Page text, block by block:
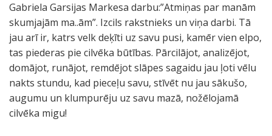
Gabriela Garsijas Markesa darbu:”Atmiņas par manām
skumjajām ma..ām”. Izcils rakstnieks un viņa darbi. Tā
jau arī ir, katrs velk deķīti uz savu pusi, kamēr vien elpo,
tas piederas pie cilvēka būtības. Pārcilājot, analizējot,
domājot, runājot, remdējot slāpes sagaidu jau ļoti vēlu
nakts stundu, kad pieceļu savu, stīvēt nu jau sākušo,
augumu un klumpurēju uz savu mazā, nožēlojamā
cilvēka migu!